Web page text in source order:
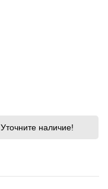
Уточните наличие!